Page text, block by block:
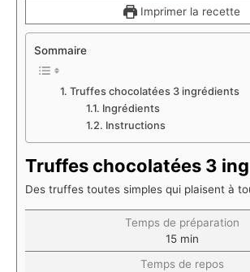
Imprimer la recette
Sommaire
Truffes chocolatées 3 ingrédients
Ingrédients
Instructions
Truffes chocolatées 3
Des truffes toutes simples qui plaisent à
Temps de préparation
15 min
Temps de repos